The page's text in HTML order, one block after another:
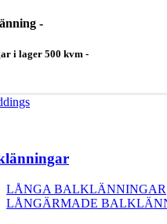
-
i lager 500 kvm -
LÅNGA BALKLÄNNINGAR
LÅNGÄRMADE